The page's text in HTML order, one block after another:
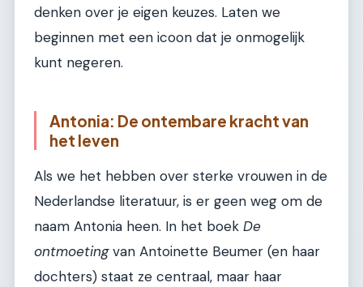
denken over je eigen keuzes. Laten we
beginnen met een icoon dat je onmogelijk
kunt negeren.
Antonia: De ontembare kracht van
het leven
Als we het hebben over sterke vrouwen in de
Nederlandse literatuur, is er geen weg om de
naam Antonia heen. In het boek De
ontmoetingvan Antoinette Beumer (en haar
dochters) staat ze centraal, maar haar